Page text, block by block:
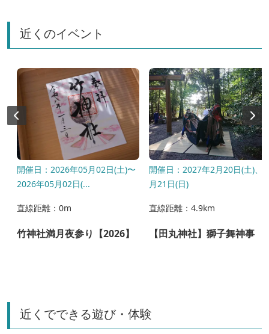
近くのイベント
開催日：2026年05月02日(土)〜
2026年05月02日(...
直線距離：0m
竹神社満月夜参り【2026】
開催日：2027年2月20日(土)、2
月21日(日)
直線距離：4.9km
【田丸神社】獅子舞神事
近くでできる遊び・体験